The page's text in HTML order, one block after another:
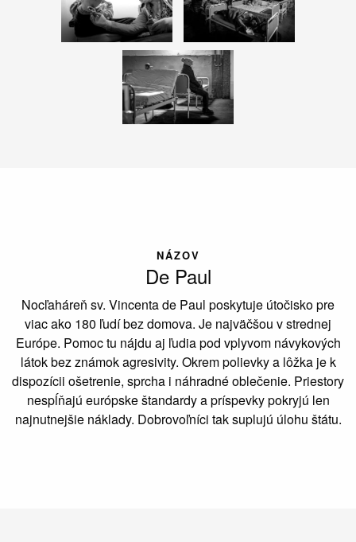
NÁZOV
De Paul
Nocľaháreň sv. Vincenta de Paul poskytuje útočisko pre
viac ako 180 ľudí bez domova. Je najväčšou v strednej
Európe. Pomoc tu nájdu aj ľudia pod vplyvom návykových
látok bez známok agresivity. Okrem polievky a lôžka je k
dispozícii ošetrenie, sprcha i náhradné oblečenie. Priestory
nespĺňajú európske štandardy a príspevky pokryjú len
najnutnejšie náklady. Dobrovoľníci tak suplujú úlohu štátu.